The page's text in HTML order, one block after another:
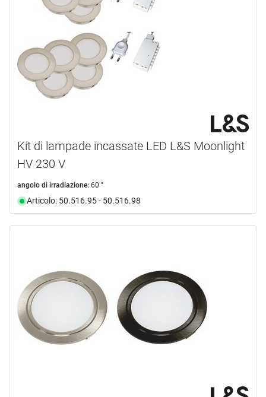
Kit di lampade incassate LED L&S Moonlight
HV 230 V
angolo di irradiazione: 60 °
Articolo: 50.516.95 - 50.516.98